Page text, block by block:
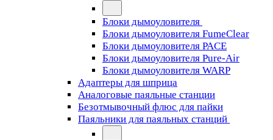
Блоки дымоуловителя
Блоки дымоуловителя FumeClear
Блоки дымоуловителя PACE
Блоки дымоуловителя Pure-Air
Блоки дымоуловителя WARP
Адаптеры для шприца
Аналоговые паяльные станции
Безотмывочный флюс для пайки
Паяльники для паяльных станций